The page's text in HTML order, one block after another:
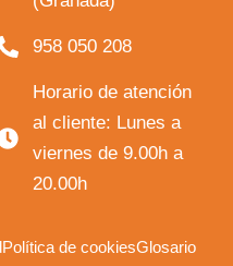
958 050 208
Horario de atención
al cliente: Lunes a
viernes de 9.00h a
20.00h
Política de cookiesGlosario